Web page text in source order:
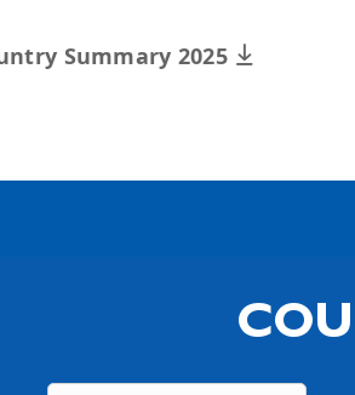
Summary 2025